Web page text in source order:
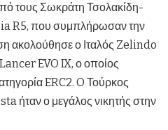
τους Σωκράτη Τσολακίδη-
R5, που συμπλήρωσαν την
ακολούθησε ο Ιταλός Zelindo
EVO IX, ο οποίος
ERC2. O Τούρκος
ήταν ο μεγάλος νικητής στην